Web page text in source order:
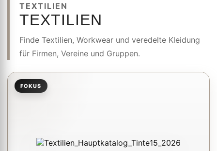
TEXTILIEN
TEXTILIEN
Finde Textilien, Workwear und veredelte Kleidung
für Firmen, Vereine und Gruppen.
FOKUS